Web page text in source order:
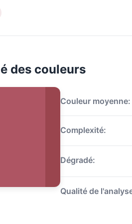
des couleurs
Couleur moyenne:
Complexité:
Dégradé:
Qualité de